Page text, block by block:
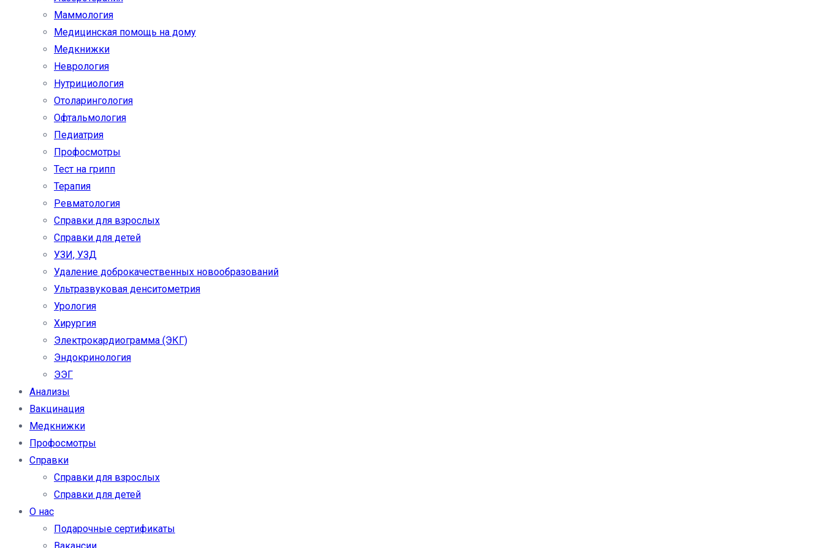
Маммология
Медицинская помощь на дому
Медкнижки
Неврология
Нутрициология
Отоларингология
Офтальмология
Педиатрия
Профосмотры
Тест на грипп
Терапия
Ревматология
Справки для взрослых
Справки для детей
УЗИ, УЗД
Удаление доброкачественных новообразований
Ультразвуковая денситометрия
Урология
Хирургия
Электрокардиограмма (ЭКГ)
Эндокринология
ЭЭГ
Анализы
Вакцинация
Медкнижки
Профосмотры
Справки
Справки для взрослых
Справки для детей
О нас
Подарочные сертификаты